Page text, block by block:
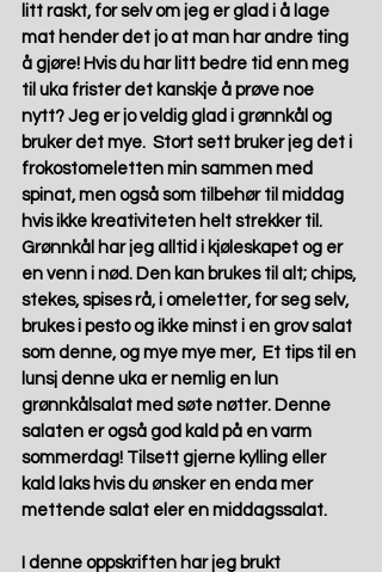
litt raskt, for selv om jeg er glad i å lage
mat hender det jo at man har andre ting
å gjøre! Hvis du har litt bedre tid enn meg
til uka frister det kanskje å prøve noe
nytt? Jeg er jo veldig glad i grønnkål og
bruker det mye.  Stort sett bruker jeg det i
frokostomeletten min sammen med
spinat, men også som tilbehør til middag
hvis ikke kreativiteten helt strekker til.
Grønnkål har jeg alltid i kjøleskapet og er
en venn i nød. Den kan brukes til alt; chips,
stekes, spises rå, i omeletter, for seg selv,
brukes i pesto og ikke minst i en grov salat
som denne, og mye mye mer,  Et tips til en
lunsj denne uka er nemlig en lun
grønnkålsalat med søte nøtter. Denne
salaten er også god kald på en varm
sommerdag! Tilsett gjerne kylling eller
kald laks hvis du ønsker en enda mer
mettende salat eler en middagssalat.
I denne oppskriften har jeg brukt